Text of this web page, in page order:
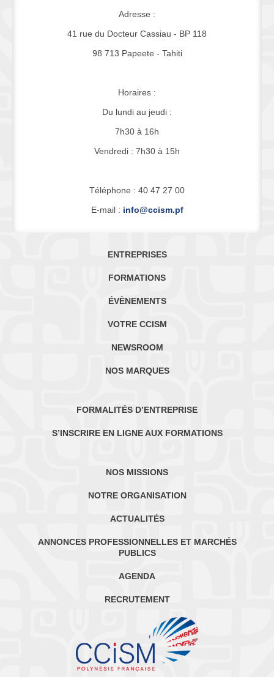
Adresse :
41 rue du Docteur Cassiau - BP 118
98 713 Papeete - Tahiti
Horaires :
Du lundi au jeudi :
7h30 à 16h
Vendredi : 7h30 à 15h
Téléphone : 40 47 27 00
E-mail : info@ccism.pf
ENTREPRISES
FORMATIONS
ÉVÈNEMENTS
VOTRE CCISM
NEWSROOM
NOS MARQUES
FORMALITÉS D’ENTREPRISE
S’INSCRIRE EN LIGNE AUX FORMATIONS
NOS MISSIONS
NOTRE ORGANISATION
ACTUALITÉS
ANNONCES PROFESSIONNELLES ET MARCHÉS
PUBLICS
AGENDA
RECRUTEMENT